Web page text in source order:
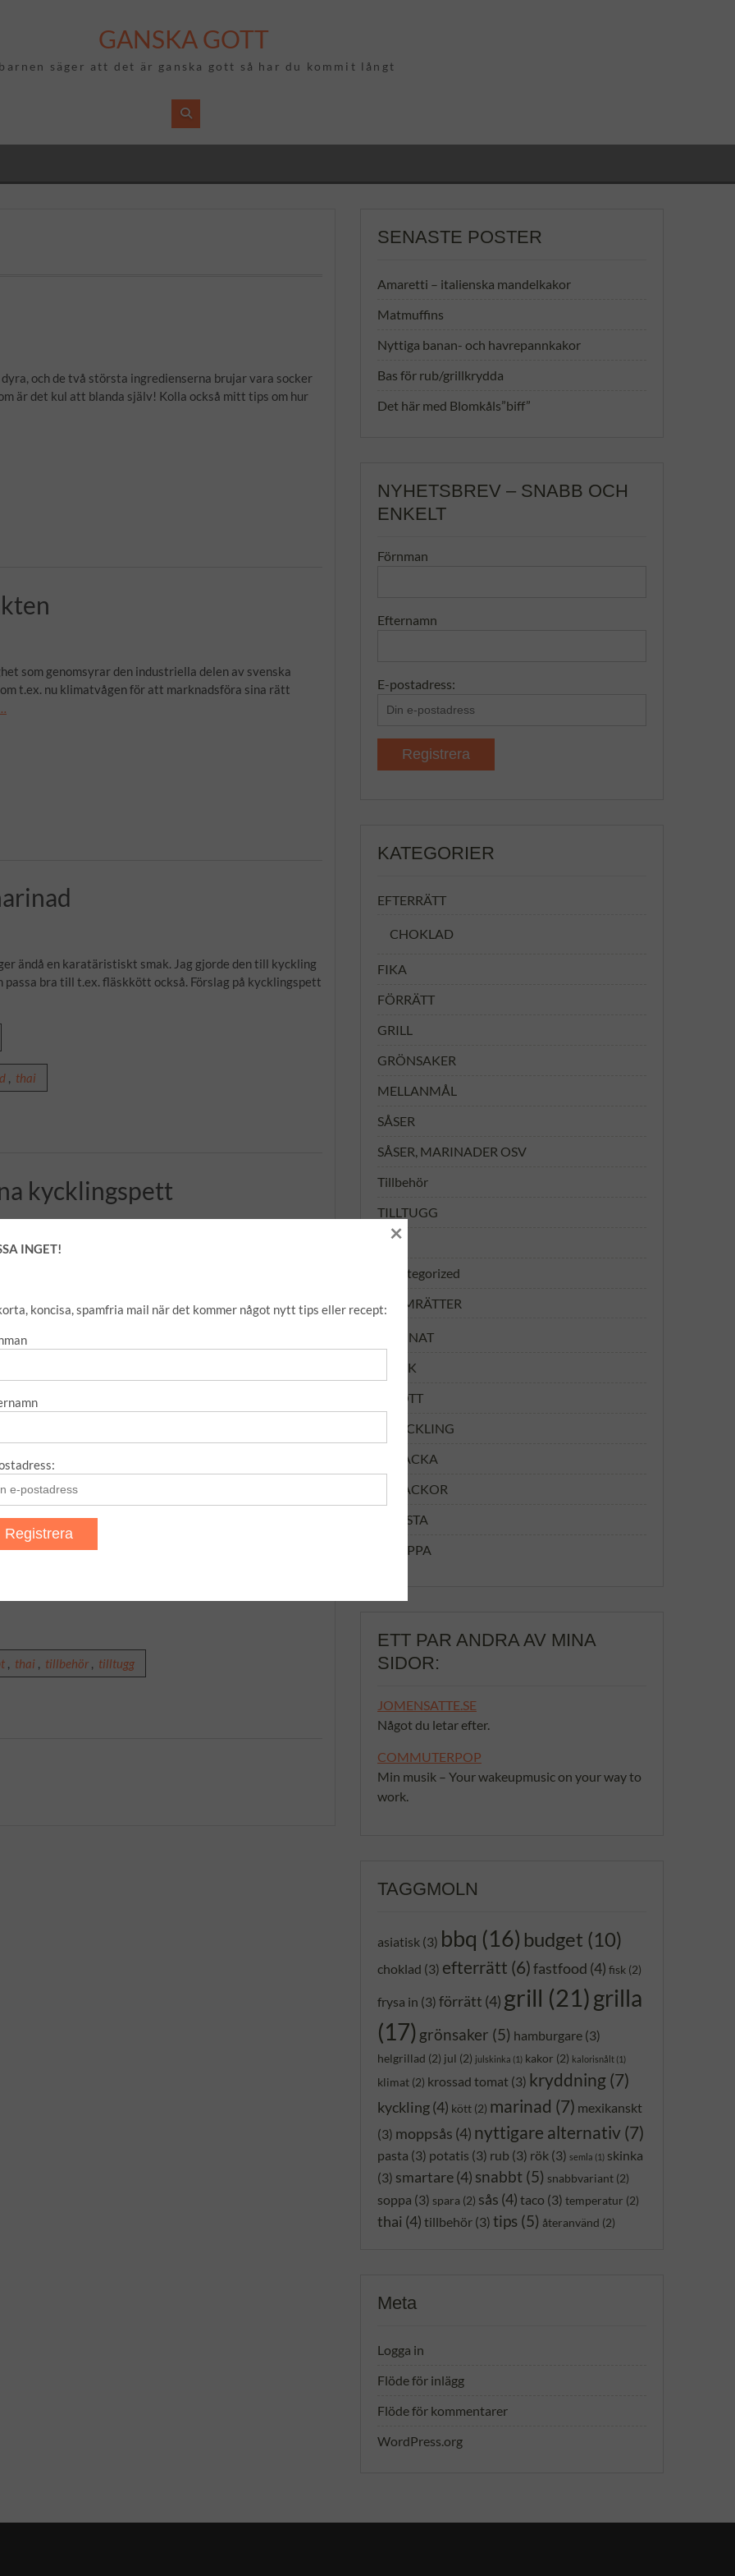
GANSKA GOTT
säger att det är ganska gott så har du kommit långt
och de två största ingredienserna brujar vara socker
är det kul att blanda själv! Kolla också mitt tips om hur
som genomsyrar den industriella delen av svenska
t.ex. nu klimatvågen för att marknadsföra sina rätt
ändå en karatäristiskt smak. Jag gjorde den till kyckling
bra till t.ex. fläskkött också. Förslag på kycklingspett
, thai
kycklingspett
torrt och livlöst, och om du har marinerat det
enkelt kycklingen ”kebab style”, d.v.s. i tunna skivor
grillade rätter med många olika goda såser, som inte
vid. Här tips på hur du rätt enkelt kan göra en
, thai , tillbehör , tilltugg
SENASTE POSTER
Amaretti – italienska mandelkakor
Matmuffins
Nyttiga banan- och havrepannkakor
Bas för rub/grillkrydda
Det här med Blomkåls”biff”
NYHETSBREV – SNABB OCH
ENKELT
Förnman
Efternamn
E-postadress:
KATEGORIER
EFTERRÄTT
CHOKLAD
FIKA
FÖRRÄTT
GRILL
GRÖNSAKER
MELLANMÅL
SÅSER
SÅSER, MARINADER OSV
Tillbehör
TILLTUGG
TIPS
Uncategorized
VARMRÄTTER
ANNAT
FISK
KÖTT
KYCKLING
MACKA
MACKOR
PASTA
SOPPA
ETT PAR ANDRA AV MINA
SIDOR:
JOMENSATTE.SE
Något du letar efter.
COMMUTERPOP
Min musik – Your wakeupmusic on your way to
work.
TAGGMOLN
asiatisk (3) bbq (16) budget (10)
choklad (3) efterrätt (6)fastfood (4) fisk (2)
frysa in (3) förrätt (4) grill (21)grilla
(17) grönsaker (5) hamburgare (3)
helgrillad (2) jul (2) julskinka (1) kakor (2) kalorisnålt (1)
klimat (2) krossad tomat (3) kryddning(7)
kyckling(4) kött (2) marinad (7) mexikanskt
(3) moppsås (4) nyttigare alternativ(7)
pasta (3) potatis (3) rub (3) rök (3) semla (1) skinka
(3) smartare(4) snabbt (5) snabbvariant (2)
soppa (3) spara (2) sås (4) taco (3) temperatur (2)
thai (4) tillbehör (3) tips (5) återanvänd (2)
Meta
Logga in
Flöde för inlägg
Flöde för kommentarer
WordPress.org
INGET!
koncisa, spamfria mail när det kommer något nytt tips eller recept:
×